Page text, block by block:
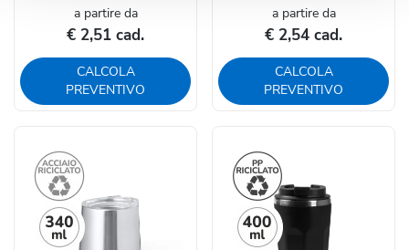
a partire da
€ 2,51 cad.
CALCOLA
PREVENTIVO
a partire da
€ 2,54 cad.
CALCOLA
PREVENTIVO